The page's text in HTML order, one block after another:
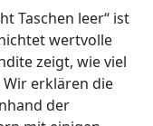
Taschen leer“ ist
wertvolle
zeigt, wie viel
erklären die
der